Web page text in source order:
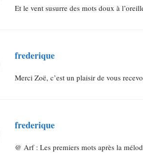
Et le vent susurre des mots doux à
frederique
Merci Zoë, c’est un plaisir de vous
frederique
@ Arf : Les premiers mots après la